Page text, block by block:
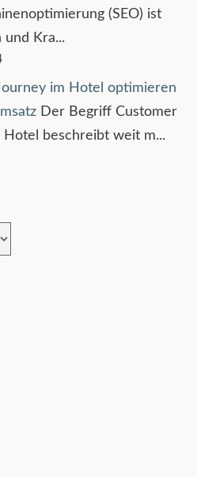
(SEO) ist
und Kra...
im Hotel optimieren
Der Begriff Customer
Hotel beschreibt weit m...